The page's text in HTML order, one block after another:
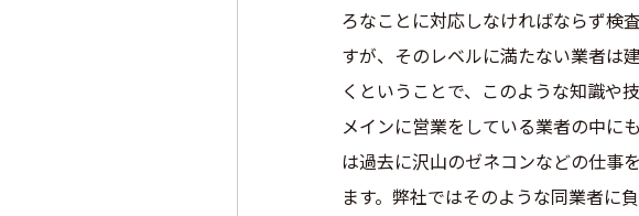
ろなことに対応しなければならず検
すが、そのレベルに満たない業者は
くということで、このような知識や
メインに営業をしている業者の中に
は過去に沢山のゼネコンなどの仕事
ます。弊社ではそのような同業者に